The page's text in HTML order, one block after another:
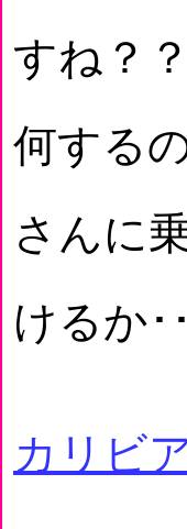
すね？
何する
さんに
けるか･･
カリビ